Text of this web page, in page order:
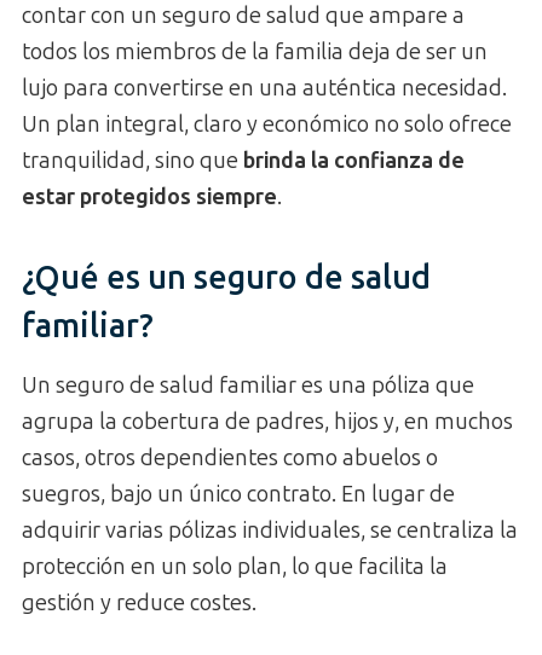
contar con un seguro de salud que ampare a
todos los miembros de la familia deja de ser un
lujo para convertirse en una auténtica necesidad.
Un plan integral, claro y económico no solo ofrece
tranquilidad, sino que brinda la confianza de
estar protegidos siempre.
¿Qué es un seguro de salud
familiar?
Un seguro de salud familiar es una póliza que
agrupa la cobertura de padres, hijos y, en muchos
casos, otros dependientes como abuelos o
suegros, bajo un único contrato. En lugar de
adquirir varias pólizas individuales, se centraliza la
protección en un solo plan, lo que facilita la
gestión y reduce costes.